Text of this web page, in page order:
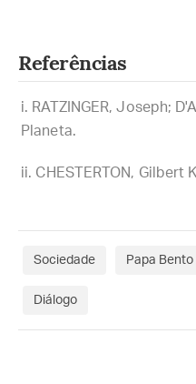
Referências
RATZINGER, Joseph;
Planeta.
CHESTERTON, Gilbert
Sociedade Papa Bento
Diálogo